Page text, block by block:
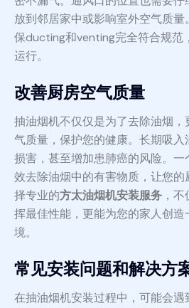
放到邻居家中或影响室外空气质
保ducting和venting完全符合规范
运行。
改善厨房空气质量
抽油烟机不仅仅是为了去除油烟
气质量，保护您的健康。长期吸
损害，甚至增加患肺癌的风险。
效去除油烟中的有害物质，让您
择专业的方太油烟机安装服务 ，
挥最佳性能，更能为您的家人创
境。
常见安装问题和解决方
在抽油烟机安装过程中，可能会